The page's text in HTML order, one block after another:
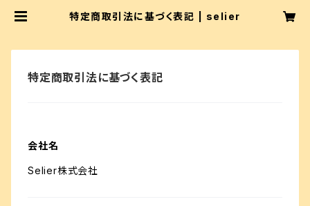
特定商取引法に基づく表記 | selier
特定商取引法に基づく表記
会社名
Selier株式会社